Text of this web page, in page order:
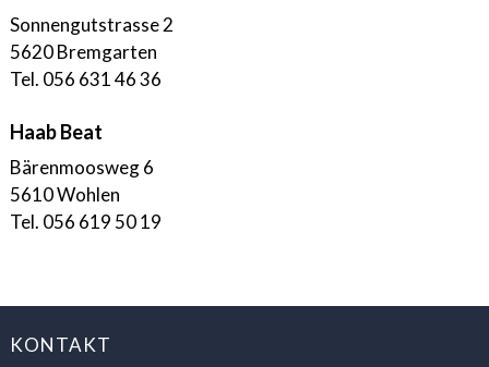
Sonnengutstrasse 2
5620 Bremgarten
Tel. 056 631 46 36
Haab Beat
Bärenmoosweg 6
5610 Wohlen
Tel. 056 619 50 19
KONTAKT